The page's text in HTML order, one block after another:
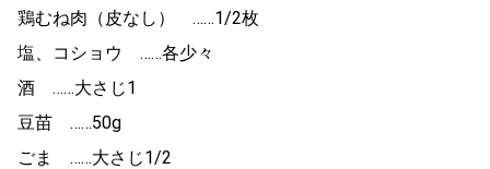
鶏むね肉（皮なし） ……1/2枚
塩、コショウ ……各少々
酒 ……大さじ1
豆苗 ……50g
ごま ……大さじ1/2